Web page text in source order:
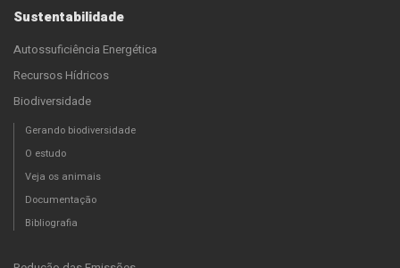
Sustentabilidade
Autossuficiência Energética
Recursos Hídricos
Biodiversidade
Gerando biodiversidade
O estudo
Veja os animais
Documentação
Bibliografia